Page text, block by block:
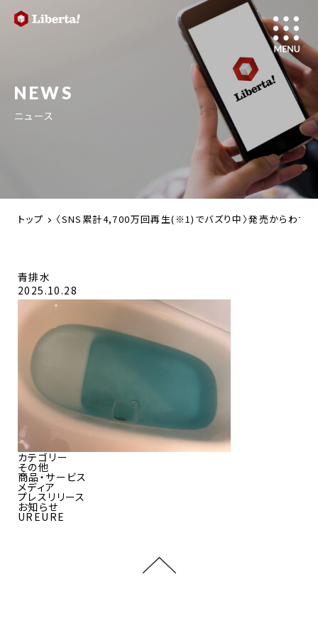
NEWS
ニュース
トップ 〈SNS累計4,700万回再生(※1)でバズり中〉発売からわず
青排水
2025.10.28
カテゴリー
その他
商品・サービス
メディア
プレスリリース
お知らせ
UREURE